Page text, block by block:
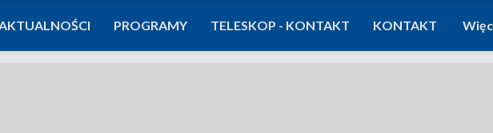
PROGRAMY TELESKOP - KONTAKT KONTAKT